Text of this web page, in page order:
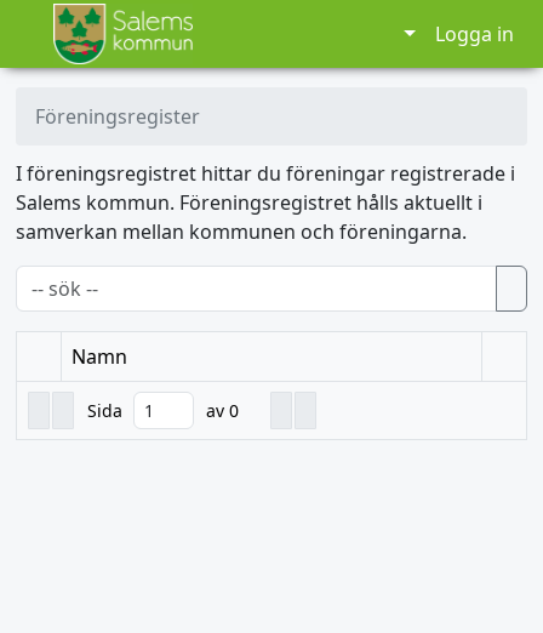
Logga in
Föreningsregister
I föreningsregistret hittar du föreningar registrerade i
Salems kommun. Föreningsregistret hålls aktuellt i
samverkan mellan kommunen och föreningarna.
Namn
Sida av 0